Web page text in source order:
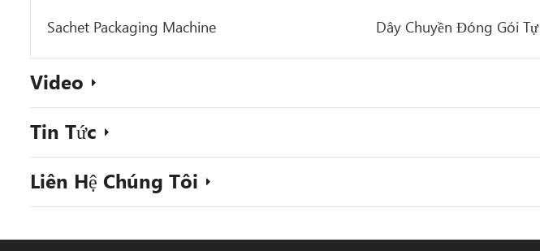
Sachet Packaging Machine Dây Chuyền Đóng Gói
Video
Tin Tức
Liên Hệ Chúng Tôi